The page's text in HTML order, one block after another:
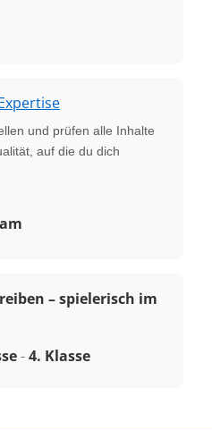
und prüfen alle Inhalte
auf die du dich
– spielerisch im
-4. Klasse